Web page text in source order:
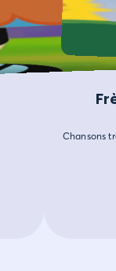
Chansons